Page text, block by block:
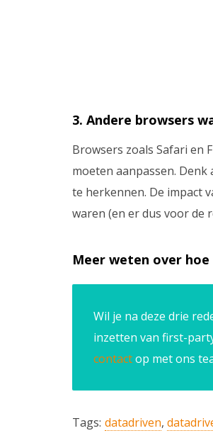
3. Andere browsers
Browsers zoals Safari en
moeten aanpassen.
te herkennen. De impact
waren (en er dus voor de
Meer weten over
Wil je na deze drie
inzetten van first-
contactop met ons
Tags: datadriven,